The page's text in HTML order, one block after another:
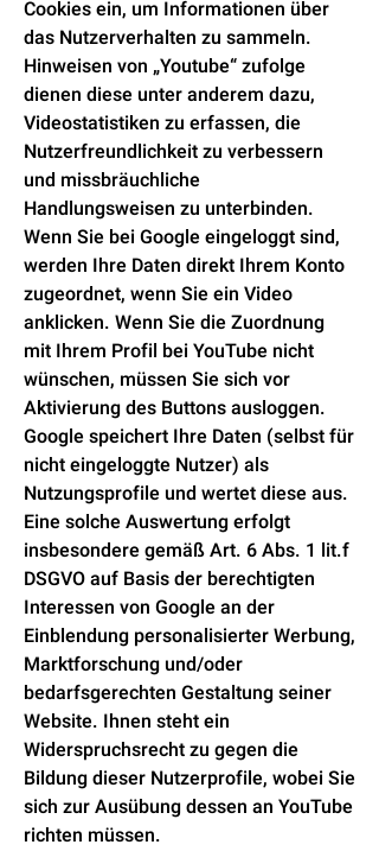
Cookies ein, um Informationen über
das Nutzerverhalten zu sammeln.
Hinweisen von „Youtube“ zufolge
dienen diese unter anderem dazu,
Videostatistiken zu erfassen, die
Nutzerfreundlichkeit zu verbessern
und missbräuchliche
Handlungsweisen zu unterbinden.
Wenn Sie bei Google eingeloggt sind,
werden Ihre Daten direkt Ihrem Konto
zugeordnet, wenn Sie ein Video
anklicken. Wenn Sie die Zuordnung
mit Ihrem Profil bei YouTube nicht
wünschen, müssen Sie sich vor
Aktivierung des Buttons ausloggen.
Google speichert Ihre Daten (selbst für
nicht eingeloggte Nutzer) als
Nutzungsprofile und wertet diese aus.
Eine solche Auswertung erfolgt
insbesondere gemäß Art. 6 Abs. 1 lit.f
DSGVO auf Basis der berechtigten
Interessen von Google an der
Einblendung personalisierter Werbung,
Marktforschung und/oder
bedarfsgerechten Gestaltung seiner
Website. Ihnen steht ein
Widerspruchsrecht zu gegen die
Bildung dieser Nutzerprofile, wobei Sie
sich zur Ausübung dessen an YouTube
richten müssen.